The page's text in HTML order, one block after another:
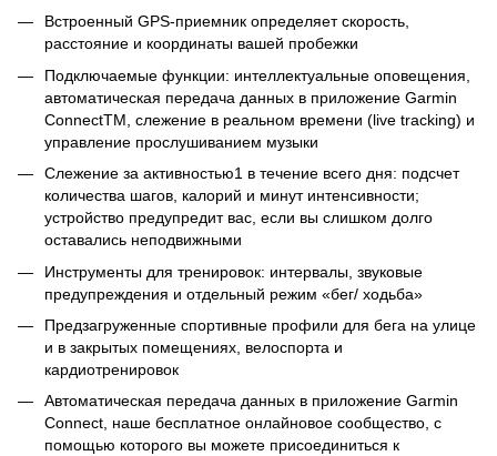
Встроенный GPS-приемник определяет скорость,
расстояние и координаты вашей пробежки
Подключаемые функции: интеллектуальные оповещения,
автоматическая передача данных в приложение Garmin
ConnectTM, слежение в реальном времени (live tracking) и
управление прослушиванием музыки
Слежение за активностью1 в течение всего дня: подсчет
количества шагов, калорий и минут интенсивности;
устройство предупредит вас, если вы слишком долго
оставались неподвижными
Инструменты для тренировок: интервалы, звуковые
предупреждения и отдельный режим «бег/ ходьба»
Предзагруженные спортивные профили для бега на улице
и в закрытых помещениях, велоспорта и
кардиотренировок
Автоматическая передача данных в приложение Garmin
Connect, наше бесплатное онлайновое сообщество, с
помощью которого вы можете присоединиться к